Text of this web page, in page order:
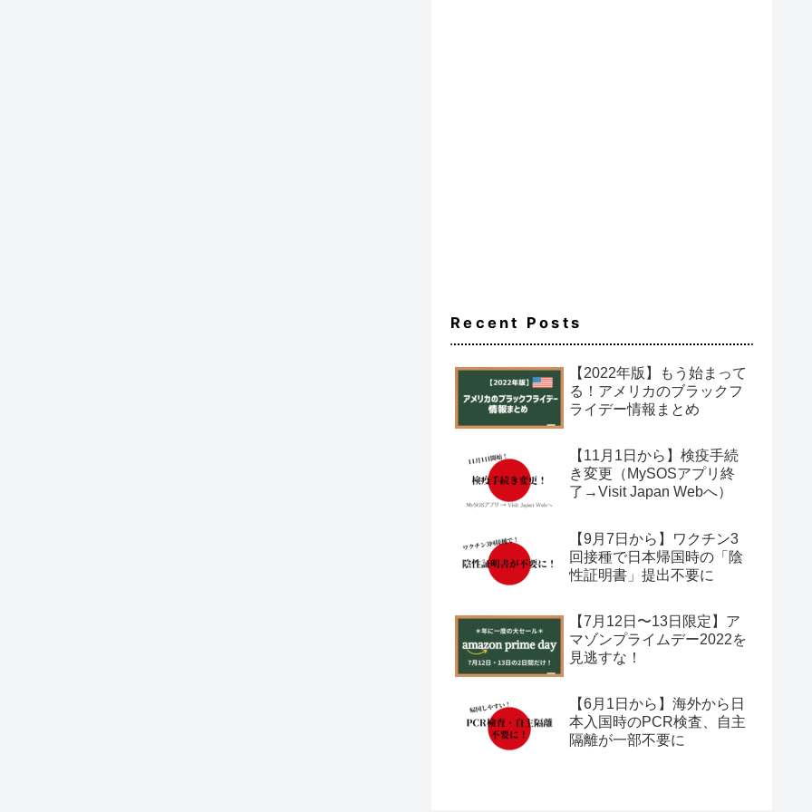
Recent Posts
【2022年版】もう始まって
る！アメリカのブラックフ
ライデー情報まとめ
【11月1日から】検疫手続
き変更（MySOSアプリ終
了→Visit Japan Webへ）
【9月7日から】ワクチン3
回接種で日本帰国時の「陰
性証明書」提出不要に
【7月12日〜13日限定】ア
マゾンプライムデー2022を
見逃すな！
【6月1日から】海外から日
本入国時のPCR検査、自主
隔離が一部不要に